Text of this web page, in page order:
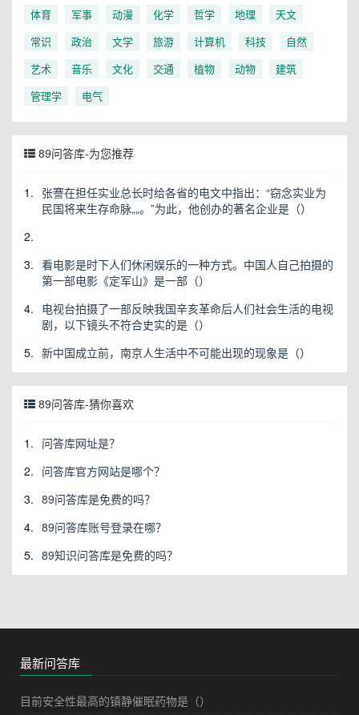
体育
军事 动漫 化学 哲学 地理
天文
常识
政治 文学 旅游 计算机 科技
自然
艺术
音乐 文化 交通 植物 动物
建筑
管理学
电气
89问答库-为您推荐
1. 张謇在担任实业总长时给各省的电文中指出：“窃念实业为
民国将来生存命脉„„。”为此，他创办的著名企业是（）
2.
3. 看电影是时下人们休闲娱乐的一种方式。中国人自己拍摄的
第一部电影《定军山》是一部（）
4. 电视台拍摄了一部反映我国辛亥革命后人们社会生活的电视
剧，以下镜头不符合史实的是（）
5. 新中国成立前，南京人生活中不可能出现的现象是（）
89问答库-猜你喜欢
1. 问答库网址是？
2. 问答库官方网站是哪个？
3. 89问答库是免费的吗？
4. 89问答库账号登录在哪？
5. 89知识问答库是免费的吗？
最新问答库
目前安全性最高的镇静催眠药物是（）